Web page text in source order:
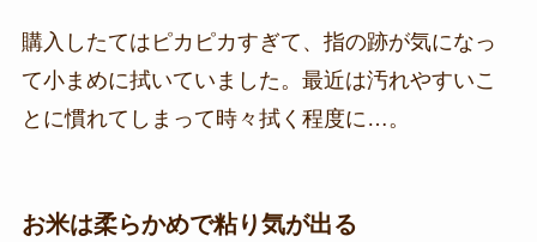
購入したてはピカピカすぎて、指の跡が気になっ
て小まめに拭いていました。最近は汚れやすいこ
とに慣れてしまって時々拭く程度に…。
お米は柔らかめで粘り気が出る